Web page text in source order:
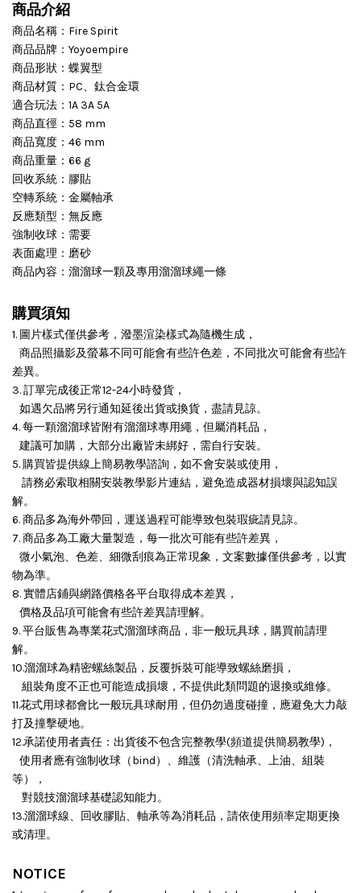
商品介紹
商品名稱：Fire Spirit
商品品牌：Yoyoempire
商品形狀：蝶翼型
商品材質：PC、鈦合金環
適合玩法：1A 3A 5A
商品直徑：58 mm
商品寬度：46 mm
商品重量：66 g
回收系統：膠貼
空轉系統：金屬軸承
反應類型：無反應
強制收球：需要
表面處理：磨砂
商品內容：溜溜球一顆及專用溜溜球繩一條
購買須知
1. 圖片樣式僅供參考，潑墨渲染樣式為隨機生成，
商品照攝影及螢幕不同可能會有些許色差，不同批次可能會有些許
差異。
3. 訂單完成後正常12-24小時發貨，
如遇欠品將另行通知延後出貨或換貨，盡請見諒。
4. 每一顆溜溜球皆附有溜溜球專用繩，但屬消耗品，
建議可加購，大部分出廠皆未綁好，需自行安裝。
5. 購買皆提供線上簡易教學諮詢，如不會安裝或使用，
請務必索取相關安裝教學影片連結，避免造成器材損壞與認知誤
解。
6. 商品多為海外帶回，運送過程可能導致包裝瑕疵請見諒。
7. 商品多為工廠大量製造，每一批次可能有些許差異，
微小氣泡、色差、細微刮痕為正常現象，文案數據僅供參考，以實
物為準。
8. 實體店鋪與網路價格各平台取得成本差異，
價格及品項可能會有些許差異請理解。
9. 平台販售為專業花式溜溜球商品，非一般玩具球，購買前請理
解。
10.溜溜球為精密螺絲製品，反覆拆裝可能導致螺絲磨損，
組裝角度不正也可能造成損壞， 不提供此類問題的退換或維修。
11.花式用球都會比一般玩具球耐用，但仍勿過度碰撞，應避免大力敲
打及撞擊硬地。
12.承諾使用者責任：出貨後不包含完整教學(頻道提供簡易教學)，
使用者應有強制收球（bind）、維護（清洗軸承、上油、組裝
等），
對競技溜溜球基礎認知能力。
13.溜溜球線、回收膠貼、軸承等為消耗品，請依使用頻率定期更換
或清理。
NOTICE